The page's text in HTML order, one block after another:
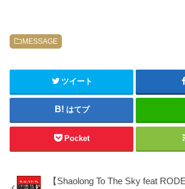
MESSAGE
ツイート
はてブ
Pocket
【Shaolong To The Sky feat